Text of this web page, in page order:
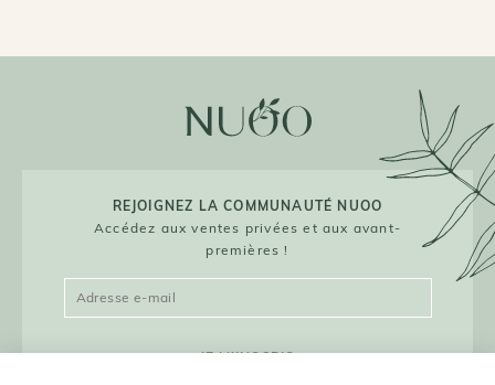
REJOIGNEZ LA COMMUNAUTÉ NUOO
Accédez aux ventes privées et aux avant-
premières !
JE M'INSCRIS